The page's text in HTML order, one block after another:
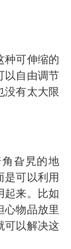
种可伸缩的
以自由调节
没有太大限
旮旯的地
是可以利用
起来。比如
心物品放里
可以解决这